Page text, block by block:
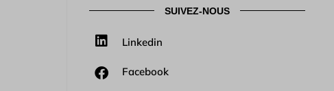
SUIVEZ-NOUS
Linkedin
Facebook